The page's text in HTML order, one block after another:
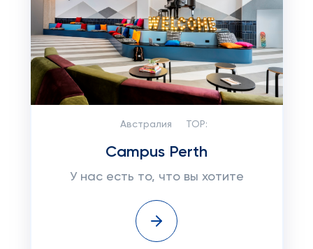
Австралия TOP:
Campus Perth
У нас есть то, что вы хотите